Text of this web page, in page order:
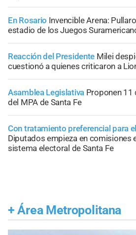
En Rosario Invencible Arena:
estadio de los Juegos
Reacción del Presidente Milei
cuestionó a quienes criticaron a
Asamblea Legislativa Proponen 11
del MPA de Santa Fe
Con tratamiento preferencial para
Diputados empieza en comisiones
sistema electoral de Santa Fe
+ Área Metropolitana